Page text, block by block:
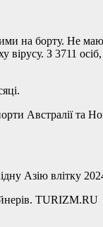
на борту. Не
З 3711
Австралії та
Азію влітку
TURIZM.RU